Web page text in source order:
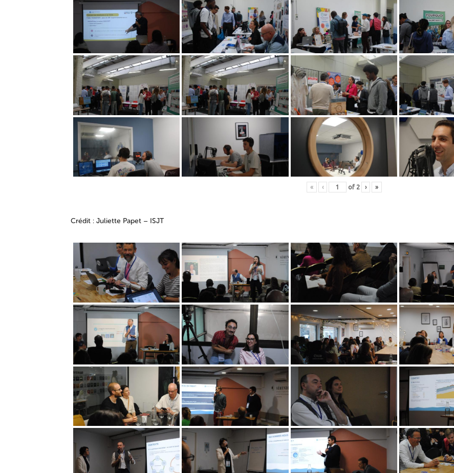
« ‹ of 2 › »
Crédit : Juliette Papet – ISJT